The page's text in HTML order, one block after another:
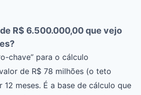
R$ 6.500.000,00 que vejo
chave” para o cálculo
de R$ 78 milhões (o teto
meses. É a base de cálculo que